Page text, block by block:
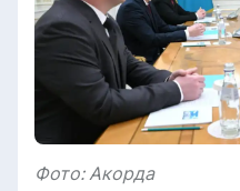
Фото: Акорда